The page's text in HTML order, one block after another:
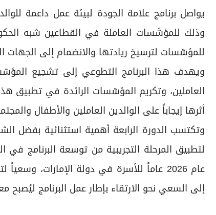
وذلك للمؤسَّسات العاملة في القطاعين شبه
للمؤسّسات لترسيخ ريادتها والانضمام إلى الجهات
ويهدف هذا البرنامج التطوعي إلى تشجيع
العاملين، وتكريم المؤسّسات الرائدة في
أثرها إيجاباً على الوالدين العاملين والأطفال
وتكتسب الدورة الرابعة أهمية استثنائية بفضل
لتطبيق المرحلة التجريبية من توسعة البرنامج
عام 2026 عاماً للأسرة في دولة الإمارات،
إلى السعي نحو الارتقاء بإطار عمل البرنامج ليُصبح